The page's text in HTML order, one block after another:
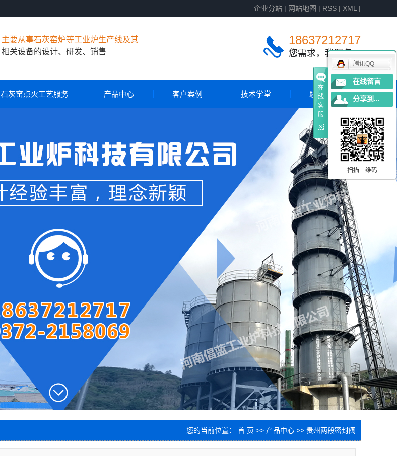
企业分站 | 网站地图 | RSS | XML |
主要从事石灰窑炉等工业炉生产线及其
相关设备的设计、研发、销售
18637212717
您需求，我服务
石灰窑点火工艺服务 产品中心
贵州气煤两用石灰窑
统
贵州石灰窑点火工艺服
贵州石灰窑电子称量设
备
贵州智能料位计
贵州智能主令控制器
贵州除尘器
贵州脱硫塔
贵州石灰窑专用卷扬机
客户案例 技术学堂 联系我们
2 3
您的当前位置： 首 页 >> 产品中心 >> 贵州两段密封阀
在
线
客
服
腾讯QQ
在线留言
分享到...
扫描二维码